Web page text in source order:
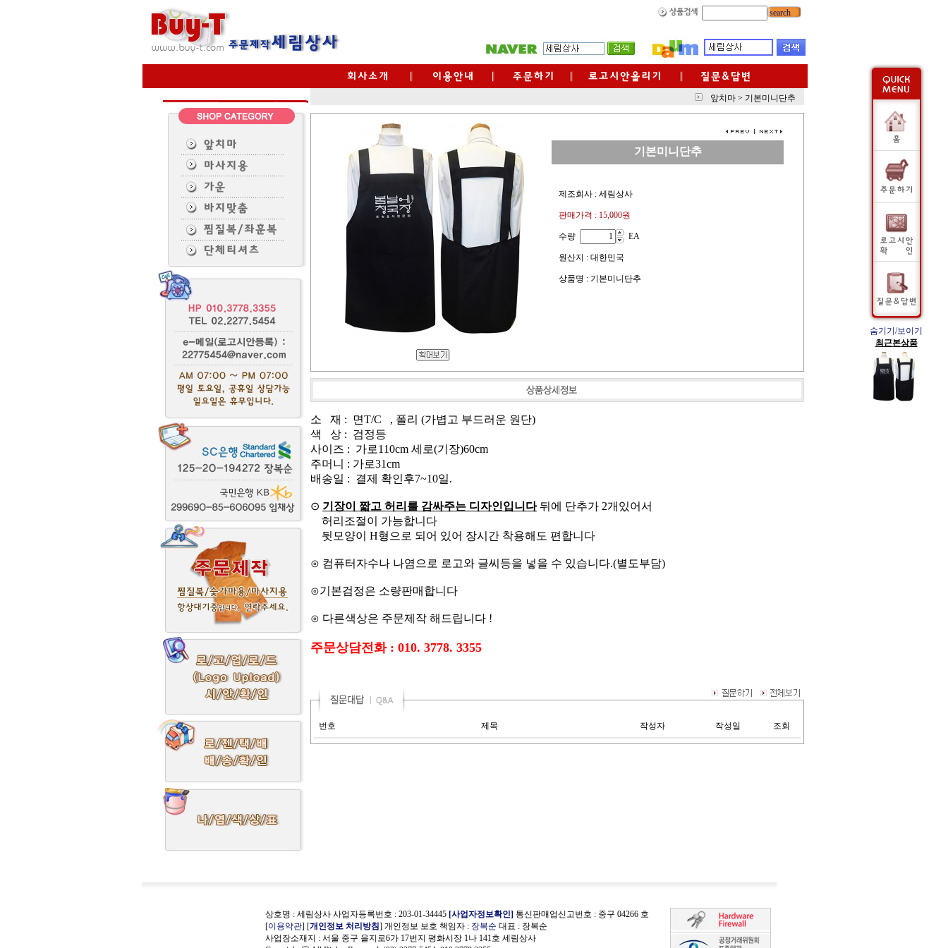
search
앞치마 > 기본미니단추
기본미니단추
제조회사 : 세림상사
판매가격 : 15,000원
수량 EA
원산지 : 대한민국
상품명 : 기본미니단추
소 재 : 면T/C , 폴리 (가볍고 부드러운 원단)
색 상 : 검정등
사이즈 : 가로110cm 세로(기장)60cm
주머니 : 가로31cm
배송일 : 결제 확인후7~10일.
⊙ 기장이 짧고 허리를 감싸주는 디자인입니다뒤에 단추가 2개있어서
허리조절이 가능합니다
뒷모양이 H형으로 되어 있어 장시간 착용해도 편합니다
⊙ 컴퓨터자수나 나염으로 로고와 글씨등을 넣을 수 있습니다.(별도부담)
⊙기본검정은 소량판매합니다
⊙ 다른색상은 주문제작 해드립니다 !
주문상담전화 : 010. 3778. 3355
번호 제목 작성자 작성일 조회
상호명 : 세림상사 사업자등록번호 : 203-01-34445 [사업자정보확인] 통신판매업신고번호 : 중구 04266 호
[이용약관] [개인정보 처리방침] 개인정보 보호 책임자 : 장복순 대표 : 장복순
사업장소재지 : 서울 중구 을지로6가 17번지 평화시장 1나 141호 세림상사
숨기기/보이기
최근본상품